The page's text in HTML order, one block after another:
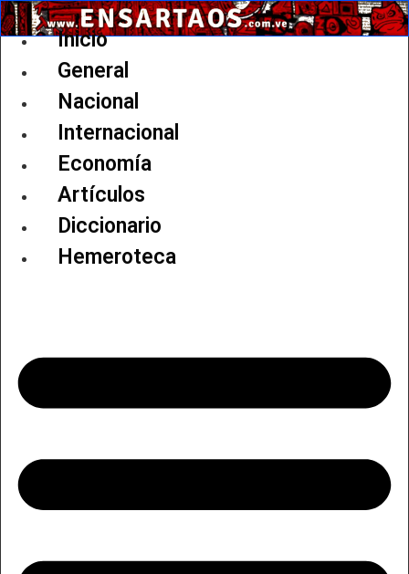
Ir
al
Inicio
General
Nacional
Internacional
Economía
Artículos
Diccionario
Hemeroteca